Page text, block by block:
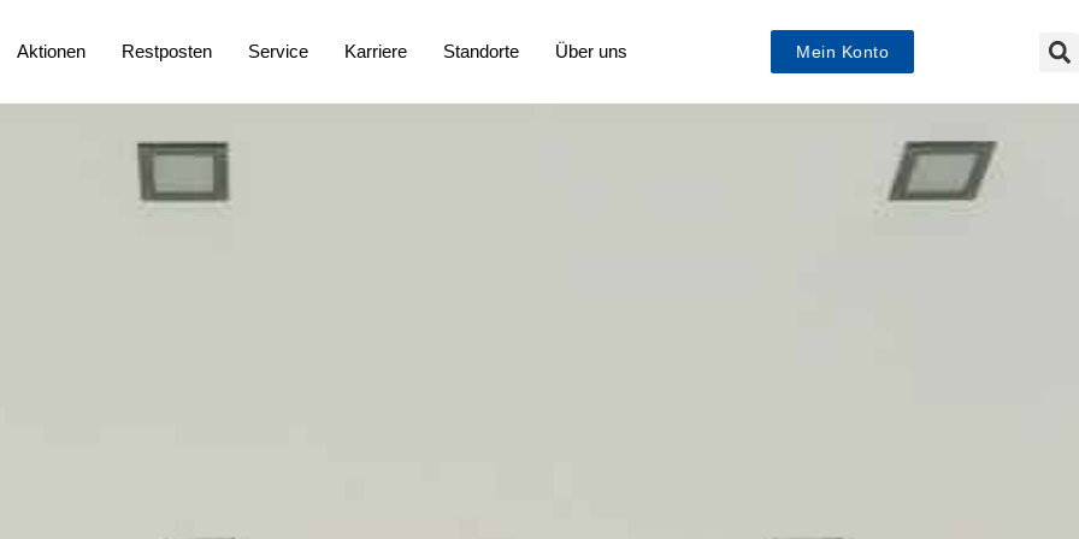
Aktionen Restposten Service Karriere Standorte Über uns Mein Konto